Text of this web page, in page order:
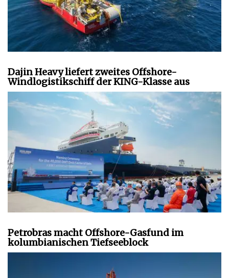
Dajin Heavy liefert zweites Offshore-
Windlogistikschiff der KING-Klasse aus
Petrobras macht Offshore-Gasfund im
kolumbianischen Tiefseeblock